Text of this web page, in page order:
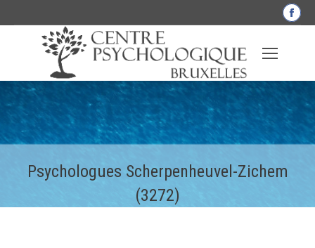
La
une
Psychologues Scherpenheuvel-Zichem
(3272)